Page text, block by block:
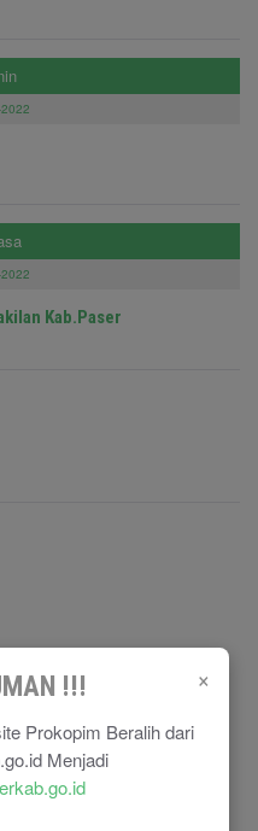
×
!!!
Prokopim Beralih dari
Menjadi
Kab.Paser